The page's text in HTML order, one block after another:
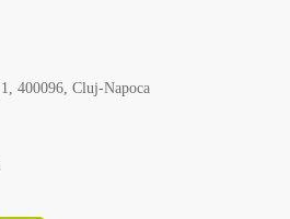
400096, Cluj-Napoca